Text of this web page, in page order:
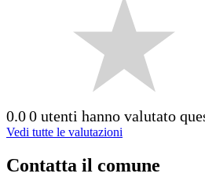
0.00 utenti hanno valutato
Vedi tutte le valutazioni
Contatta il comune